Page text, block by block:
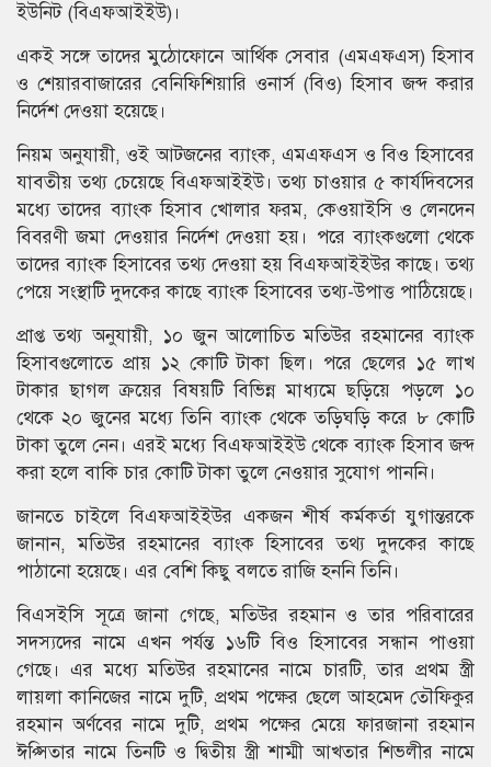
ইউনিট (বিএফআইইউ)।
একই সঙ্গে তাদের মুঠোফোনে আর্থিক সেবার (এমএফএস) হিসাব
ও শেয়ারবাজারের বেনিফিশিয়ারি ওনার্স (বিও) হিসাব জব্দ করার
নির্দেশ দেওয়া হয়েছে।
নিয়ম অনুযায়ী, ওই আটজনের ব্যাংক, এমএফএস ও বিও হিসাবের
যাবতীয় তথ্য চেয়েছে বিএফআইইউ। তথ্য চাওয়ার ৫ কার্যদিবসের
মধ্যে তাদের ব্যাংক হিসাব খোলার ফরম, কেওয়াইসি ও লেনদেন
বিবরণী জমা দেওয়ার নির্দেশ দেওয়া হয়। পরে ব্যাংকগুলো থেকে
তাদের ব্যাংক হিসাবের তথ্য দেওয়া হয় বিএফআইইউর কাছে। তথ্য
পেয়ে সংস্থাটি দুদকের কাছে ব্যাংক হিসাবের তথ্য-উপাত্ত পাঠিয়েছে।
প্রাপ্ত তথ্য অনুযায়ী, ১০ জুন আলোচিত মতিউর রহমানের ব্যাংক
হিসাবগুলোতে প্রায় ১২ কোটি টাকা ছিল। পরে ছেলের ১৫ লাখ
টাকার ছাগল ক্রয়ের বিষয়টি বিভিন্ন মাধ্যমে ছড়িয়ে পড়লে ১০
থেকে ২০ জুনের মধ্যে তিনি ব্যাংক থেকে তড়িঘড়ি করে ৮ কোটি
টাকা তুলে নেন। এরই মধ্যে বিএফআইইউ থেকে ব্যাংক হিসাব জব্দ
করা হলে বাকি চার কোটি টাকা তুলে নেওয়ার সুযোগ পাননি।
জানতে চাইলে বিএফআইইউর একজন শীর্ষ কর্মকর্তা যুগান্তরকে
জানান, মতিউর রহমানের ব্যাংক হিসাবের তথ্য দুদকের কাছে
পাঠানো হয়েছে। এর বেশি কিছু বলতে রাজি হননি তিনি।
বিএসইসি সূত্রে জানা গেছে, মতিউর রহমান ও তার পরিবারের
সদস্যদের নামে এখন পর্যন্ত ১৬টি বিও হিসাবের সন্ধান পাওয়া
গেছে। এর মধ্যে মতিউর রহমানের নামে চারটি, তার প্রথম স্ত্রী
লায়লা কানিজের নামে দুটি, প্রথম পক্ষের ছেলে আহমেদ তৌফিকুর
রহমান অর্ণবের নামে দুটি, প্রথম পক্ষের মেয়ে ফারজানা রহমান
ঈপ্সিতার নামে তিনটি ও দ্বিতীয় স্ত্রী শাম্মী আখতার শিভলীর নামে